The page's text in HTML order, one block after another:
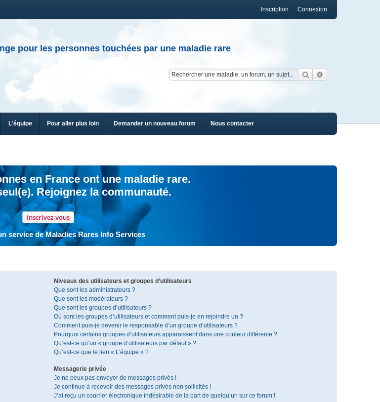
Connexion
Inscription
pour les personnes touchées par une maladie rare
Rechercher
L'équipe Pour aller plus loin Demander un nouveau forum Nous contacter
en France ont une maladie rare.
Rejoignez la communauté.
Inscrivez-vous
service de Maladies Rares Info Services
Niveaux des utilisateurs et groupes d’utilisateurs
Que sont les administrateurs ?
Que sont les modérateurs ?
Que sont les groupes d’utilisateurs ?
Où sont les groupes d’utilisateurs et comment puis-je en rejoindre un ?
Comment puis-je devenir le responsable d’un groupe d’utilisateurs ?
Pourquoi certains groupes d’utilisateurs apparaissent dans une couleur différente ?
Qu’est-ce qu’un « groupe d’utilisateurs par défaut » ?
Qu’est-ce que le lien « L’équipe » ?
Messagerie privée
Je ne peux pas envoyer de messages privés !
Je continue à recevoir des messages privés non sollicités !
J’ai reçu un courrier électronique indésirable de la part de quelqu’un sur ce forum !